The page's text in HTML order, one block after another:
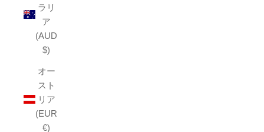
ラリ
ア
(AUD
$)
オー
スト
リア
(EUR
€)